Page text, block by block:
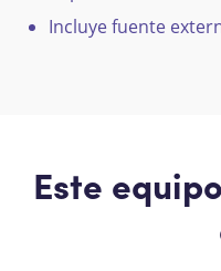
Incluye fuente
Este